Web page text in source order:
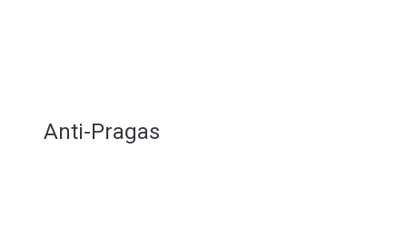
Anti-Pragas